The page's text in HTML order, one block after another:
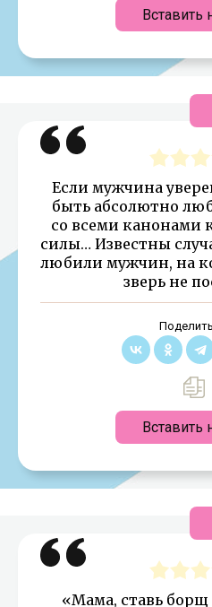
Вставить
Если мужчина
быть абсолютно
со всеми канонами
силы… Известны
любили мужчин, на
зверь не
Вставить
«Мама, ставь